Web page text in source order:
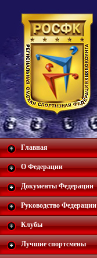
Главная
О Федерации
Документы Федерации
Руководство Федерации
Клубы
Лучшие спортсмены